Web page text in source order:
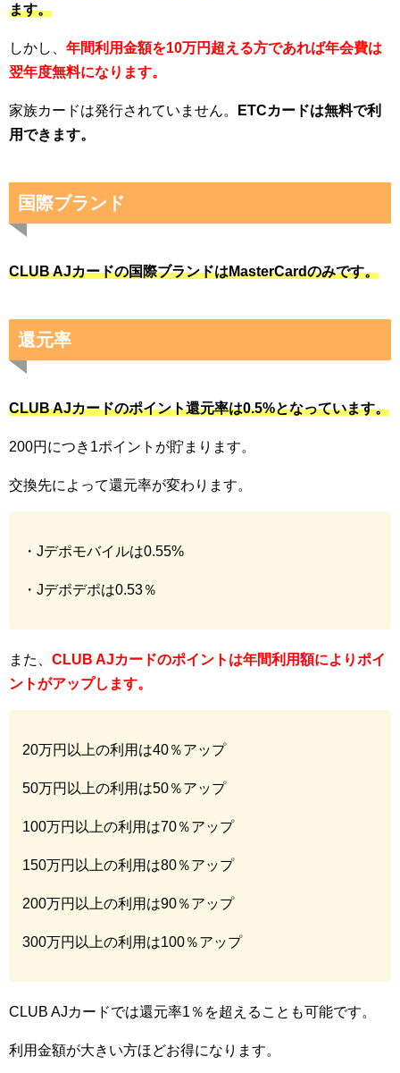
ます。
しかし、 年間利用金額を10万円超える方であれば年会費は
翌年度無料になります。
家族カードは発行されていません。
ETCカードは無料で利
用できます。
国際ブランド
CLUB AJカードの国際ブランドはMasterCardのみです。
還元率
CLUB AJカードのポイント還元率は0.5%となっています。
200円につき1ポイントが貯まります。
交換先によって還元率が変わります。
・Jデポモバイルは0.55%
・Jデポデポは0.53％
また、 CLUB AJカードのポイントは年間利用額によりポイ
ントがアップします。
20万円以上の利用は40％アップ
50万円以上の利用は50％アップ
100万円以上の利用は70％アップ
150万円以上の利用は80％アップ
200万円以上の利用は90％アップ
300万円以上の利用は100％アップ
CLUB AJカードでは還元率1％を超えることも可能です。
利用金額が大きい方ほどお得になります。